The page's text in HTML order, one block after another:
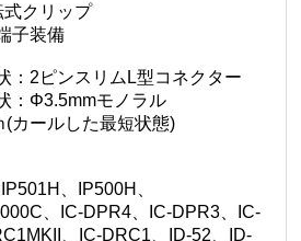
式クリップ
子装備
：2ピンスリムL型コネクター
：Φ3.5mmモノラル
カールした最短状態)
、IP500H、
、IC-DPR4、IC-DPR3、IC-
、IC-DRC1、ID-52、ID-